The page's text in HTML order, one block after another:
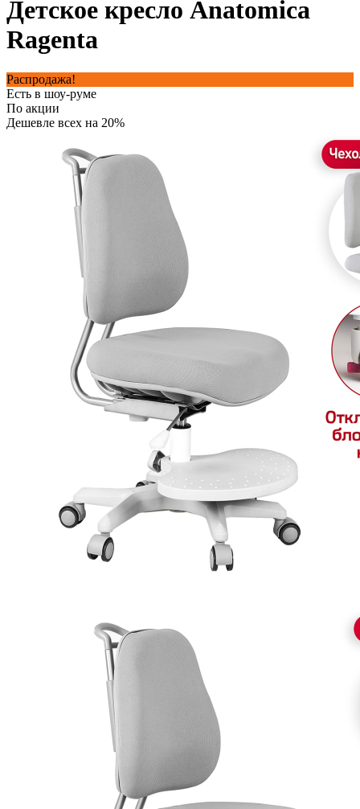
Детское кресло Anatomica
Ragenta
Распродажа!
Есть в шоу-руме
По акции
Дешевле всех на 20%